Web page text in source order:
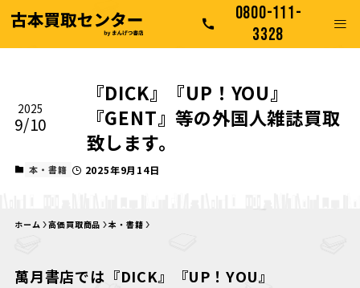
0800-111-
3328
『DICK』『UP！YOU』
『GENT』等の外国人雑誌買取
致します。
2025
9/10
本・書籍 2025年9月14日
ホーム 高価買取商品 本・書籍
萬月書店では『DICK』『UP！YOU』